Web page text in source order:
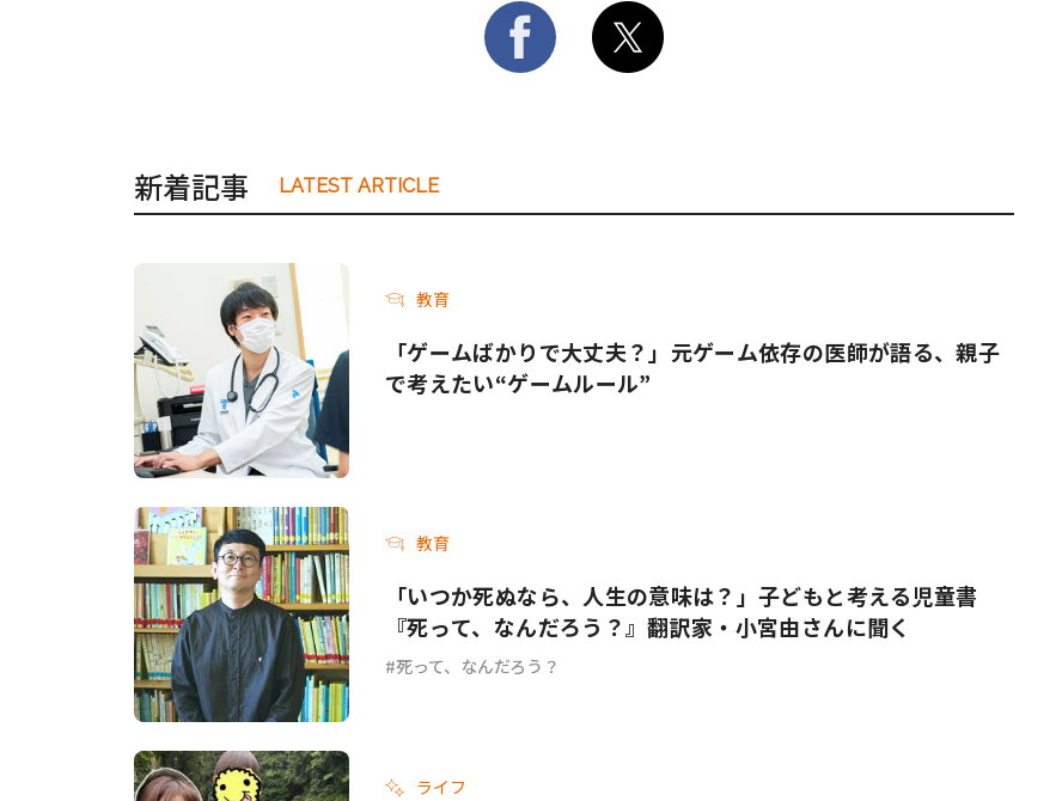
新着記事 LATEST ARTICLE
教育
「ゲームばかりで大丈夫？」元ゲーム依存の医師が語る、親子
で考えたい“ゲームルール”
教育
「いつか死ぬなら、人生の意味は？」子どもと考える児童書
『死って、なんだろう？』翻訳家・小宮由さんに聞く
死って、なんだろう？
ライフ